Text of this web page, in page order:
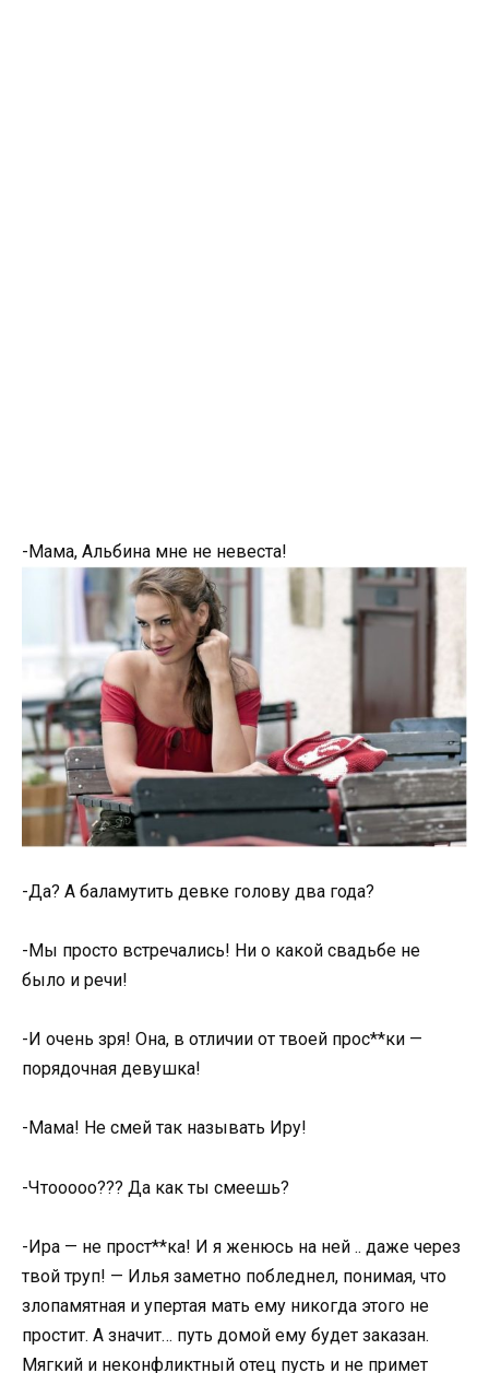
-Мама, Альбина мне не невеста!
-Да? А баламутить девке голову два года?
-Мы просто встречались! Ни о какой свадьбе не
было и речи!
-И очень зря! Она, в отличии от твоей прос**ки —
порядочная девушка!
-Мама! Не смей так называть Иру!
-Чтооооо??? Да как ты смеешь?
-Ира — не прост**ка! И я женюсь на ней .. даже через
твой труп! — Илья заметно побледнел, понимая, что
злопамятная и упертая мать ему никогда этого не
простит. А значит… путь домой ему будет заказан.
Мягкий и неконфликтный отец пусть и не примет